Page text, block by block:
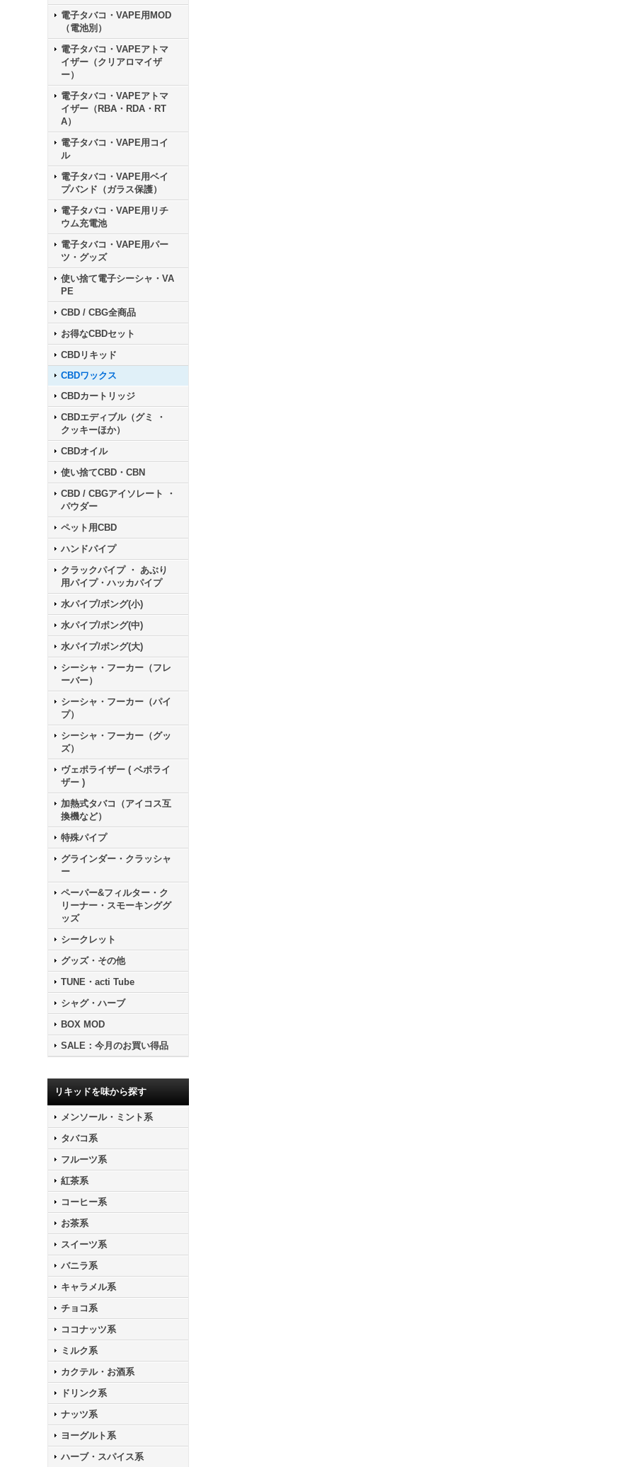
電子タバコ・VAPE用MOD
（電池別）
電子タバコ・VAPEアトマ
イザー（クリアロマイザ
ー）
電子タバコ・VAPEアトマ
イザー（RBA・RDA・RT
A）
電子タバコ・VAPE用コイ
ル
電子タバコ・VAPE用ベイ
プバンド（ガラス保護）
電子タバコ・VAPE用リチ
ウム充電池
電子タバコ・VAPE用パー
ツ・グッズ
使い捨て電子シーシャ・VA
PE
CBD / CBG全商品
お得なCBDセット
CBDリキッド
CBDワックス
CBDカートリッジ
CBDエディブル（グミ ・
クッキーほか）
CBDオイル
使い捨てCBD・CBN
CBD / CBGアイソレート ・
パウダー
ペット用CBD
ハンドパイプ
クラックパイプ ・ あぶり
用パイプ・ハッカパイプ
水パイプ/ボング(小)
水パイプ/ボング(中)
水パイプ/ボング(大)
シーシャ・フーカー（フレ
ーバー）
シーシャ・フーカー（パイ
プ）
シーシャ・フーカー（グッ
ズ）
ヴェポライザー ( ベポライ
ザー )
加熱式タバコ（アイコス互
換機など）
特殊パイプ
グラインダー・クラッシャ
ー
ペーパー&フィルター・ク
リーナー・スモーキンググ
ッズ
シークレット
グッズ・その他
TUNE・acti Tube
シャグ・ハーブ
BOX MOD
SALE：今月のお買い得品
リキッドを味から探す
メンソール・ミント系
タバコ系
フルーツ系
紅茶系
コーヒー系
お茶系
スイーツ系
バニラ系
キャラメル系
チョコ系
ココナッツ系
ミルク系
カクテル・お酒系
ドリンク系
ナッツ系
ヨーグルト系
ハーブ・スパイス系